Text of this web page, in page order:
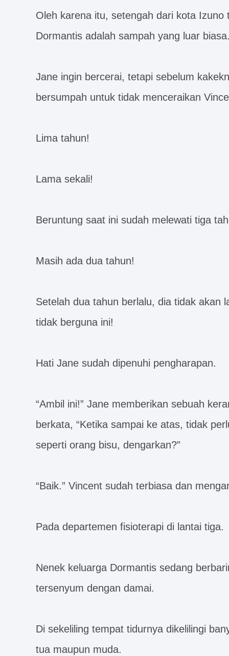
Oleh karena itu, setengah dari kota Izuno
Dormantis adalah sampah yang luar
Jane ingin bercerai, tetapi sebelum
bersumpah untuk tidak menceraikan
Lima tahun!
Lama sekali!
Beruntung saat ini sudah melewati tiga
Masih ada dua tahun!
Setelah dua tahun berlalu, dia tidak akan
tidak berguna ini!
Hati Jane sudah dipenuhi pengharapan.
“Ambil ini!” Jane memberikan sebuah
berkata, “Ketika sampai ke atas, tidak
seperti orang bisu, dengarkan?”
“Baik.” Vincent sudah terbiasa dan
Pada departemen fisioterapi di lantai tiga.
Nenek keluarga Dormantis sedang
tersenyum dengan damai.
Di sekeliling tempat tidurnya dikelilingi
tua maupun muda.